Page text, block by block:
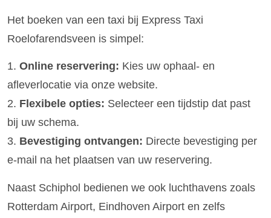
Het boeken van een taxi bij Express Taxi
Roelofarendsveen is simpel:
1. Online reservering: Kies uw ophaal- en
afleverlocatie via onze website.
2. Flexibele opties: Selecteer een tijdstip dat past
bij uw schema.
3. Bevestiging ontvangen: Directe bevestiging per
e-mail na het plaatsen van uw reservering.
Naast Schiphol bedienen we ook luchthavens zoals
Rotterdam Airport, Eindhoven Airport en zelfs